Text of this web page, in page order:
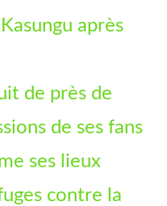
après
de près de
de ses fans
ses lieux
contre la